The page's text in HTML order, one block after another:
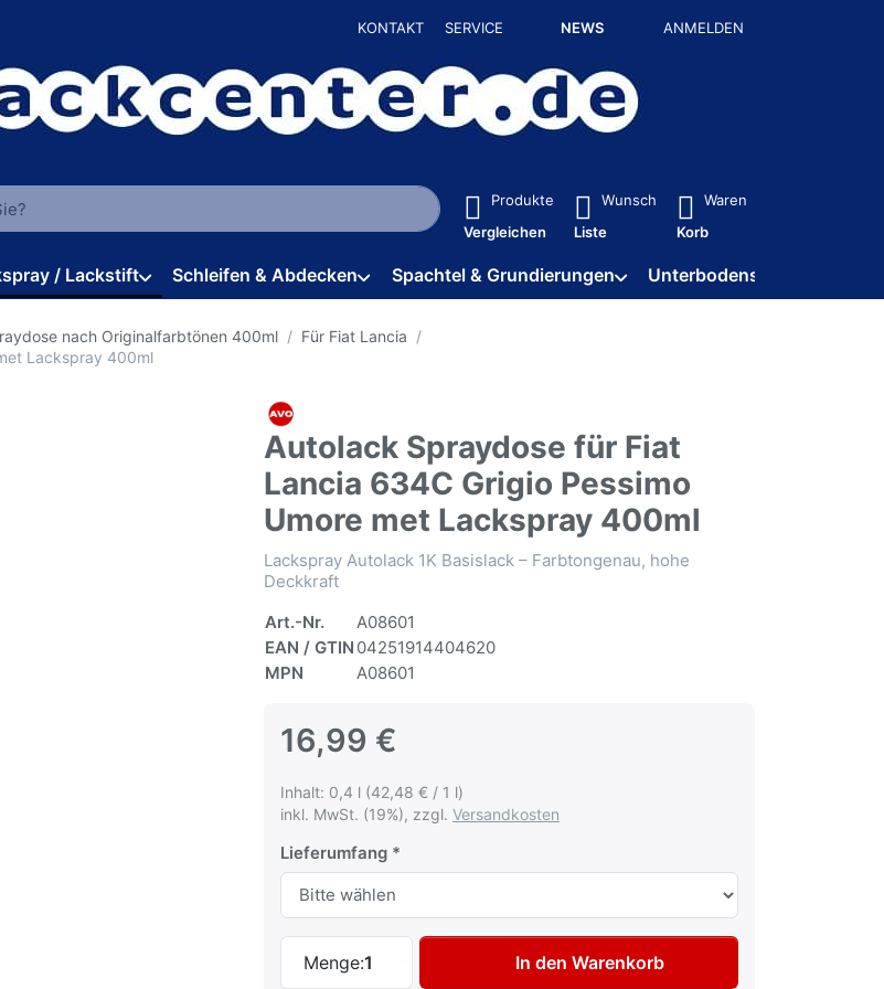
KONTAKT SERVICE NEWS ANMELDEN
ein. Während Sie tippen, erscheinen automatisch erste Ergebnisse. Drücken Sie die Eingabetaste, um alle
Produkte
Vergleichen
Wunsch
Liste
Waren
Korb
/ Lackstift Schleifen & Abdecken Spachtel & Grundierungen Unterbodenschutz / HV
nach Originalfarbtönen 400ml
Für Fiat Lancia
Lackspray 400ml
Autolack Spraydose für Fiat
Lancia 634C Grigio Pessimo
Umore met Lackspray 400ml
Lackspray Autolack 1K Basislack – Farbtongenau, hohe
Deckkraft
Art.-Nr.
A08601
EAN / GTIN 04251914404620
MPN
A08601
16,99 €
Inhalt: 0,4 l (42,48 € / 1 l)
inkl. MwSt. (19%), zzgl. Versandkosten
Lieferumfang
Menge:1
Autolack Spraydose für Fiat Lancia 634C Grigio Pessimo
In den Warenkorb